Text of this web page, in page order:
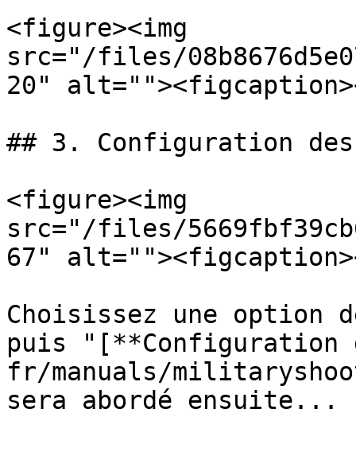
<figure><img
src="/files/
20"
## 3. Configuration des
<figure><img
src="/files/
67"
Choisissez une option
puis "[**Configuration
fr/manuals/
sera abordé ensuite...